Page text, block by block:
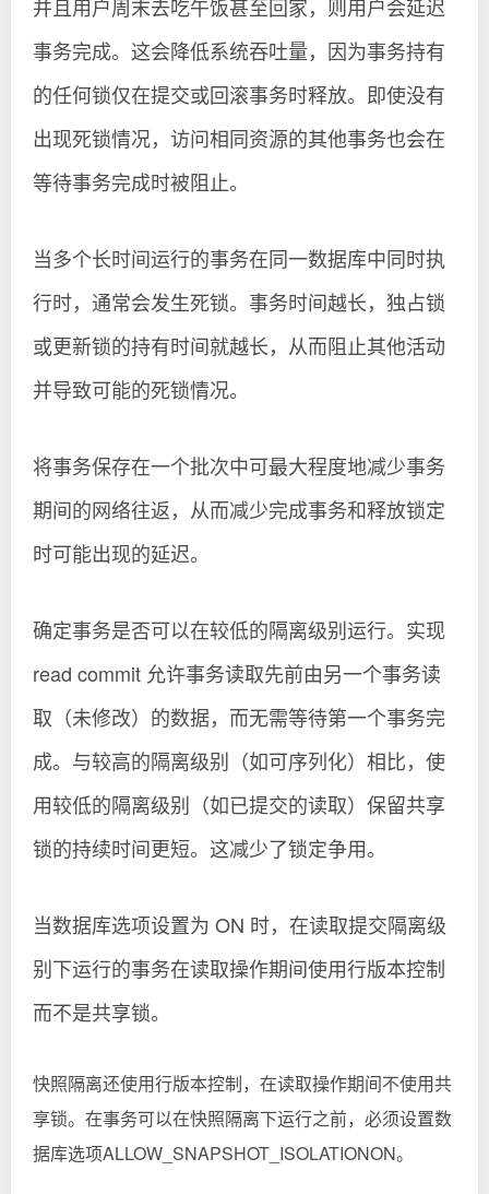
并且用户周末去吃午饭甚至回家，则用户会延迟
事务完成。这会降低系统吞吐量，因为事务持有
的任何锁仅在提交或回滚事务时释放。即使没有
出现死锁情况，访问相同资源的其他事务也会在
等待事务完成时被阻止。
当多个长时间运行的事务在同一数据库中同时执
行时，通常会发生死锁。事务时间越长，独占锁
或更新锁的持有时间就越长，从而阻止其他活动
并导致可能的死锁情况。
将事务保存在一个批次中可最大程度地减少事务
期间的网络往返，从而减少完成事务和释放锁定
时可能出现的延迟。
确定事务是否可以在较低的隔离级别运行。实现
read commit 允许事务读取先前由另一个事务读
取（未修改）的数据，而无需等待第一个事务完
成。与较高的隔离级别（如可序列化）相比，使
用较低的隔离级别（如已提交的读取）保留共享
锁的持续时间更短。这减少了锁定争用。
当数据库选项设置为 ON 时，在读取提交隔离级
别下运行的事务在读取操作期间使用行版本控制
而不是共享锁。
快照隔离还使用行版本控制，在读取操作期间不使用共
享锁。在事务可以在快照隔离下运行之前，必须设置数
据库选项ALLOW_SNAPSHOT_ISOLATIONON。